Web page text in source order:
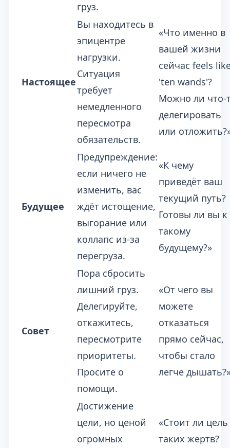
груз.
Настоящее
Вы находитесь в
эпицентре
нагрузки.
Ситуация
требует
немедленного
пересмотра
обязательств.
«Что именно в
вашей жизни
сейчас feels
'ten wands'?
Можно ли что-
делегировать
или
Будущее
Предупреждение:
если ничего не
изменить, вас
ждёт истощение,
выгорание или
коллапс из-за
перегруза.
«К чему
приведёт ваш
текущий путь?
Готовы ли вы к
такому
будущему?»
Совет
Пора сбросить
лишний груз.
Делегируйте,
откажитесь,
пересмотрите
приоритеты.
Просите о
помощи.
«От чего вы
можете
отказаться
прямо сейчас,
чтобы стало
легче
Достижение
цели, но ценой
огромных
«Стоит ли цель
таких жертв?